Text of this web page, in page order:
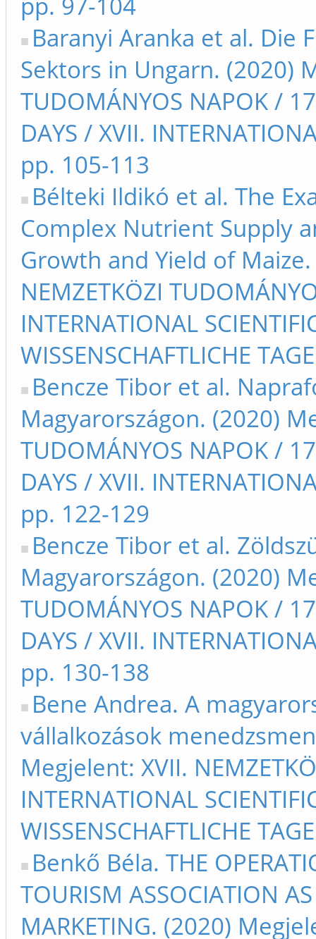
Baranyi Aranka et al. Die
Sektors in Ungarn. (2020)
TUDOMÁNYOS NAPOK /
DAYS / XVII.
pp. 105-113
Bélteki Ildikó et al. The
Complex Nutrient Supply
Growth and Yield of
NEMZETKÖZI
INTERNATIONAL
WISSENSCHAFTLICHE
Bencze Tibor et al.
Magyarországon. (2020)
TUDOMÁNYOS NAPOK /
DAYS / XVII.
pp. 122-129
Bencze Tibor et al.
Magyarországon. (2020)
TUDOMÁNYOS NAPOK /
DAYS / XVII.
pp. 130-138
Bene Andrea. A
vállalkozások
Megjelent: XVII.
INTERNATIONAL
WISSENSCHAFTLICHE
Benkő Béla. THE
TOURISM ASSOCIATION
MARKETING. (2020)